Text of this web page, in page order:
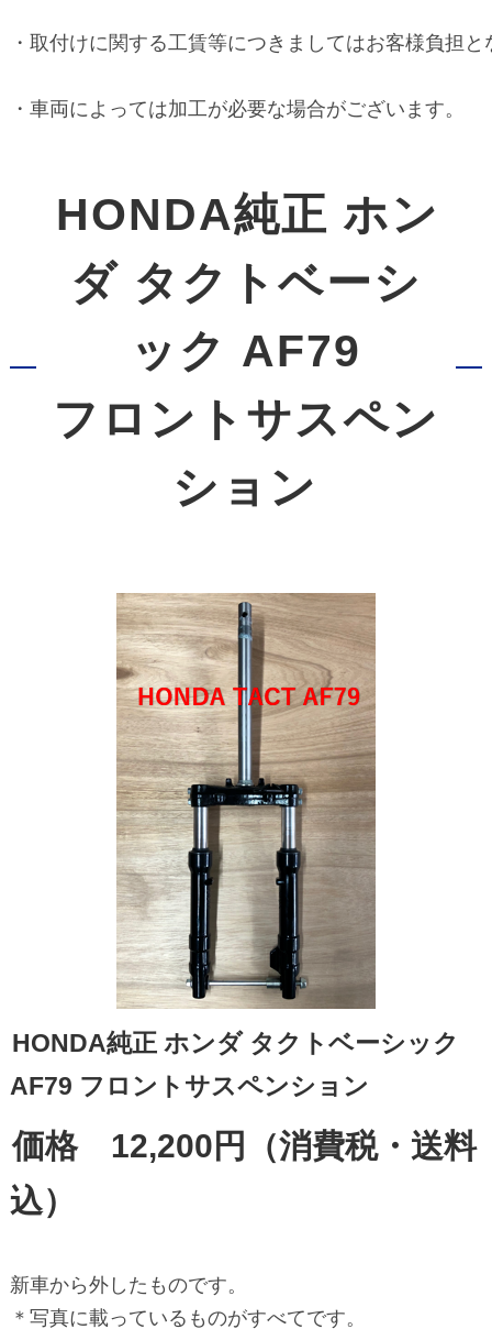
・取付けに関する工賃等につきましてはお客様負担と
・車両によっては加工が必要な場合がございます。
HONDA純正 ホン
ダ タクトベーシ
ック AF79
フロントサスペン
ション
HONDA純正 ホンダ タクトベーシック
AF79 フロントサスペンション
価格 12,200円（消費税・送料
込）
新車から外したものです。
＊写真に載っているものがすべてです。